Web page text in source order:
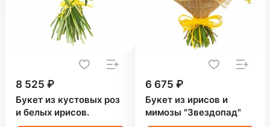
8 525 ₽
Букет из кустовых роз
и белых ирисов.
6 675 ₽
Букет из ирисов и
мимозы "Звездопад"